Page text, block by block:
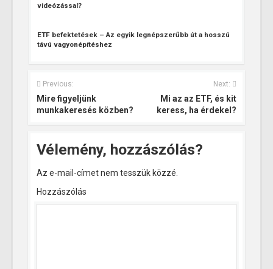
videózással?
ETF befektetések – Az egyik legnépszerűbb út a hosszú
távú vagyonépítéshez
Previous:
Mire figyeljünk
munkakeresés közben?
Next:
Mi az az ETF, és kit
keress, ha érdekel?
Vélemény, hozzászólás?
Az e-mail-címet nem tesszük közzé.
Hozzászólás